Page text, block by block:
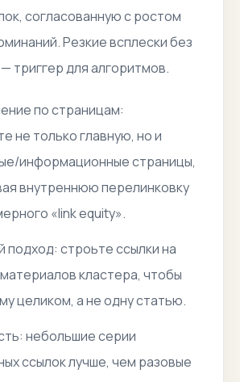
согласованную с ростом
Резкие всплески без
триггер для алгоритмов.
по страницам:
не только главную, но и
информационные страницы,
внутреннюю перелинковку
«link equity».
подход: строьте ссылки на
кластера, чтобы
целиком, а не одну статью.
: небольшие серии
ссылок лучше, чем разовые